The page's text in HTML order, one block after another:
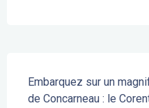
Embarquez sur un
de Concarneau : le